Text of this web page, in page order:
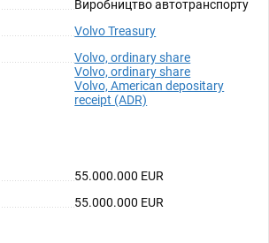
Виробництво автотранспорту
Volvo Treasury
Volvo, ordinary share
Volvo, ordinary share
Volvo, American depositary
receipt (ADR)
55.000.000 EUR
55.000.000 EUR